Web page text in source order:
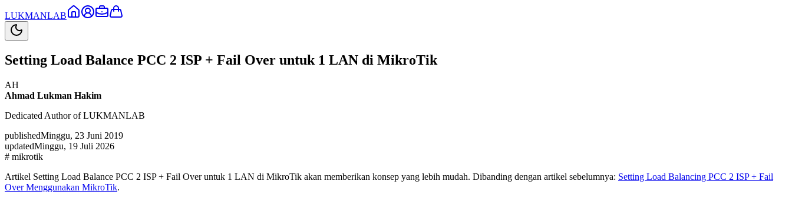
LUKMANLAB
Setting Load Balance PCC 2 ISP + Fail Over untuk 1 LAN di MikroTik
AH
Ahmad Lukman Hakim
Dedicated Author of LUKMANLAB
publishedMinggu, 23 Juni 2019
updatedMinggu, 19 Juli 2026
# mikrotik
Artikel Setting Load Balance PCC 2 ISP + Fail Over untuk 1 LAN di MikroTik akan memberikan konsep yang lebih mudah. Dibanding dengan artikel sebelumnya: Setting Load Balancing PCC 2 ISP + Fail
Over Menggunakan MikroTik.